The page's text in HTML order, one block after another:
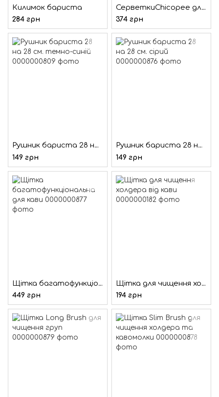
Килимок бариста
284 грн
СерветкиChicopee для капучинатора ( 10 шт/уп )
374 грн
Рушник бариста 28 на 28 см. темно-синій
149 грн
Рушник бариста 28 на 28 см. сірий
149 грн
Щітка багатофункціональна для кави
449 грн
Щітка для чищення холдера від кави
194 грн